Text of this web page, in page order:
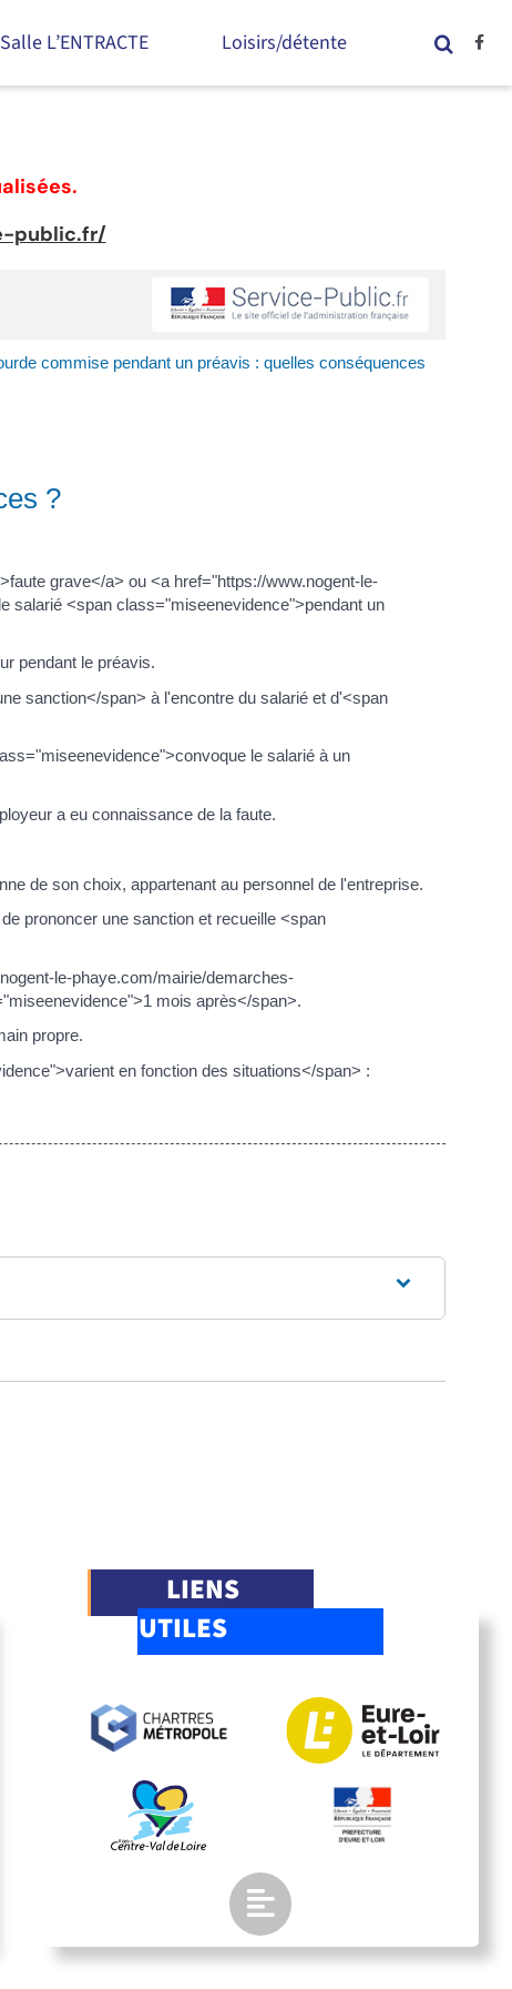
Salle L’ENTRACTE Loisirs/détente
public.fr/
commise pendant un préavis : quelles conséquences
?
grave</a> ou <a href="https://www.nogent-le-
salarié <span class="miseenevidence">pendant un
pendant le préavis.
sanction</span> à l'encontre du salarié et d'<span
le salarié à un
a eu connaissance de la faute.
de son choix, appartenant au personnel de l'entreprise.
prononcer une sanction et recueille <span
le-phaye.com/mairie/demarches-
mois après</span>.
propre.
en fonction des situations</span> :
LIENS
UTILES